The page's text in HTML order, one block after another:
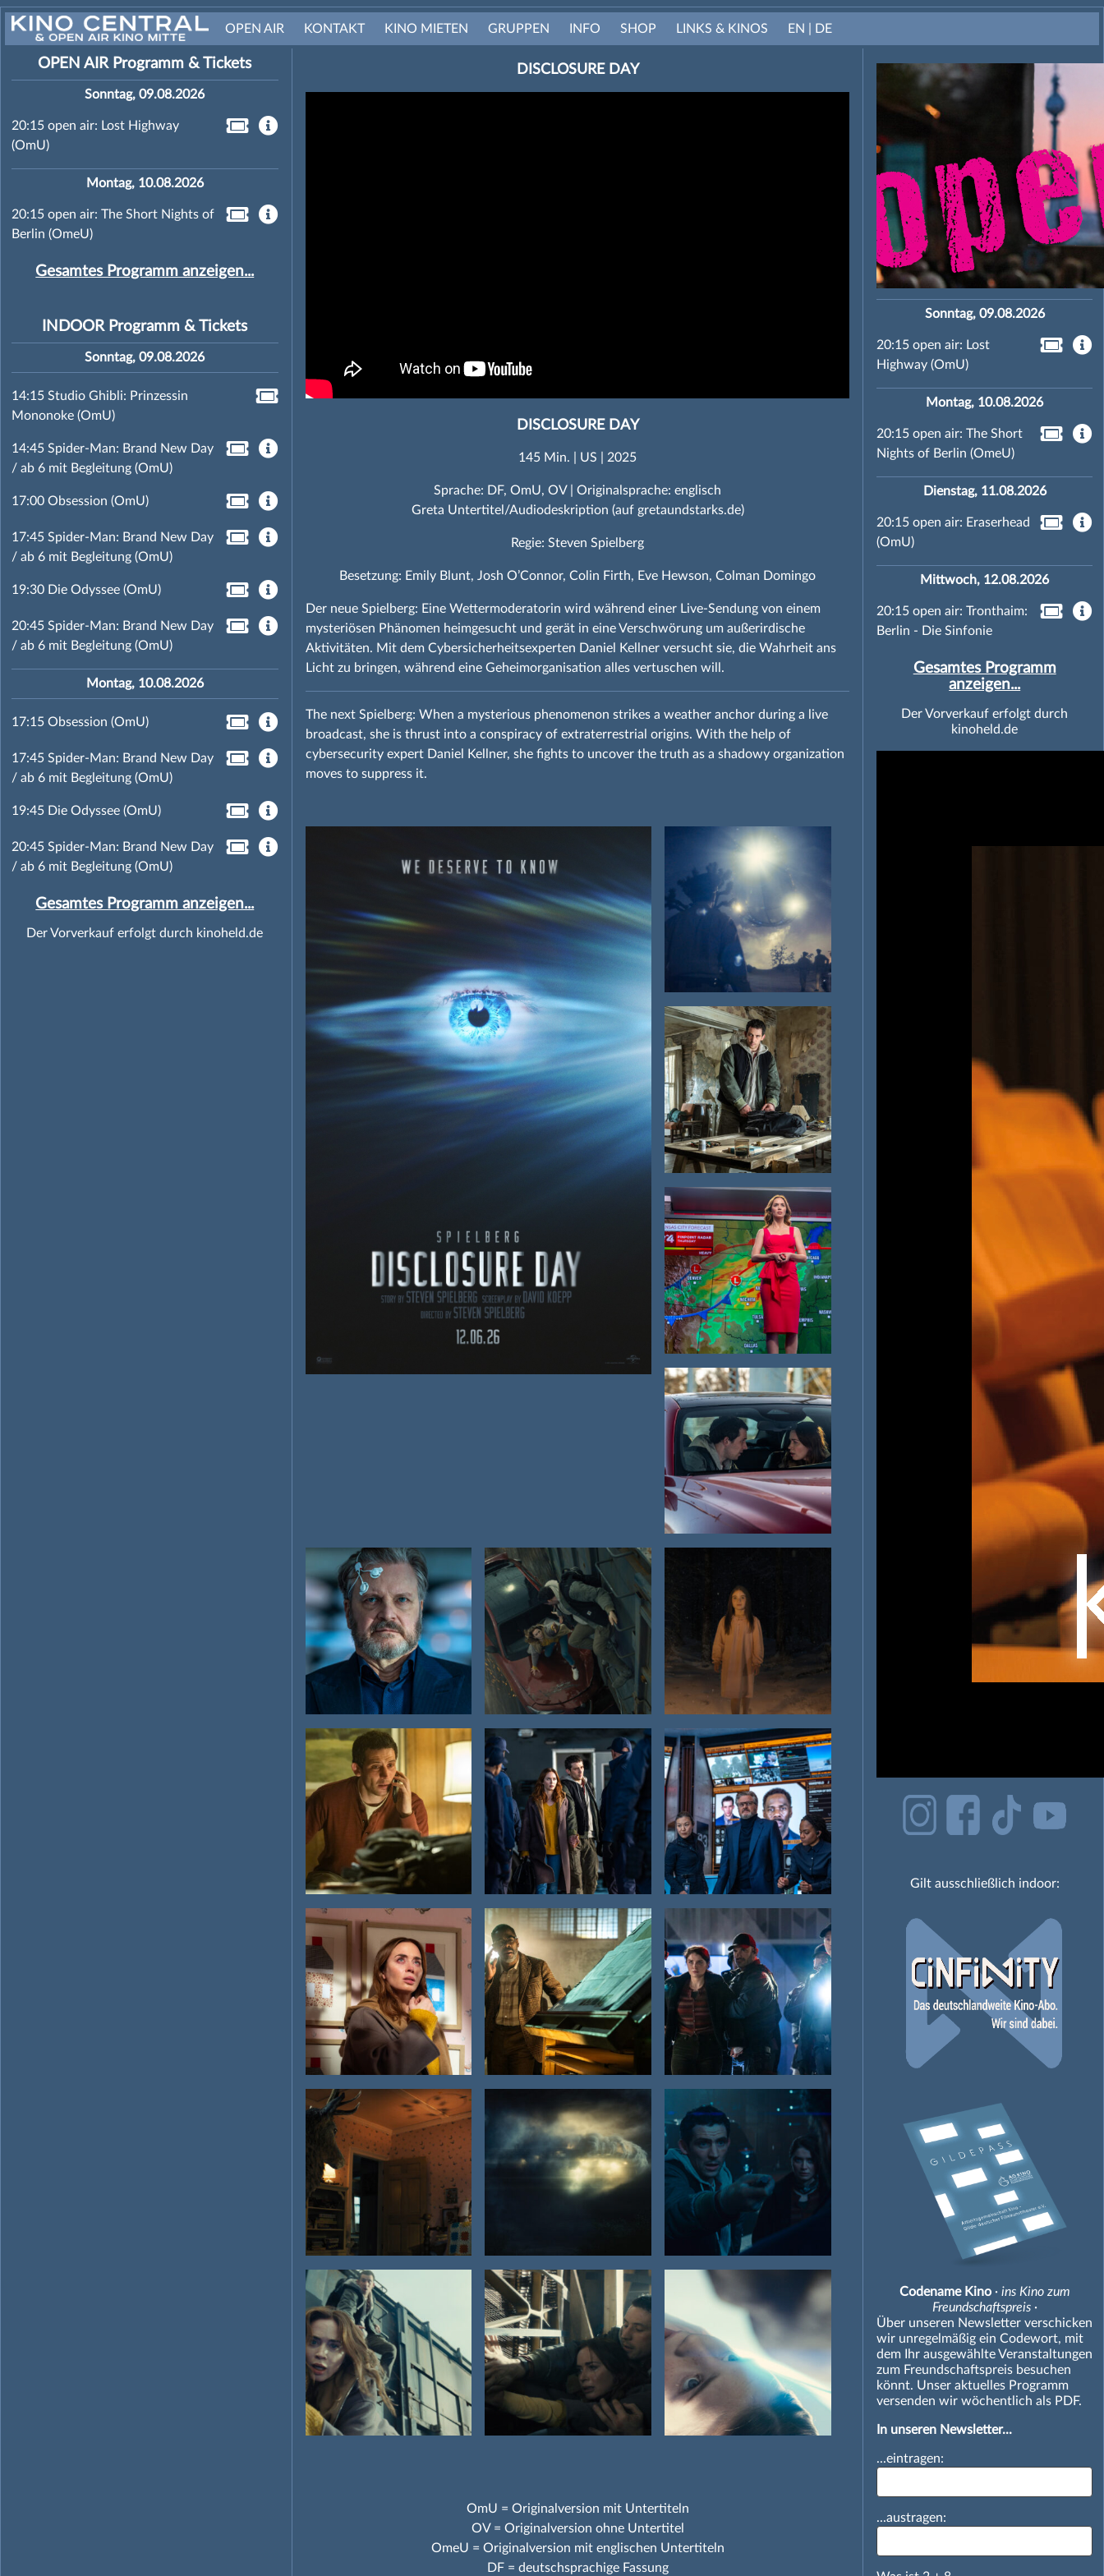
OPEN AIR KONTAKT KINO MIETEN GRUPPEN INFO SHOP LINKS & KINOS EN | DE
DISCLOSURE DAY
DISCLOSURE DAY
145 Min. | US | 2025
Sprache: DF, OmU, OV | Originalsprache: englisch
Greta Untertitel/Audiodeskription (auf gretaundstarks.de)
Regie: Steven Spielberg
Besetzung: Emily Blunt, Josh O’Connor, Colin Firth, Eve Hewson, Colman Domingo
Der neue Spielberg: Eine Wettermoderatorin wird während einer Live-Sendung von einem
mysteriösen Phänomen heimgesucht und gerät in eine Verschwörung um außerirdische
Aktivitäten. Mit dem Cybersicherheitsexperten Daniel Kellner versucht sie, die Wahrheit ans
Licht zu bringen, während eine Geheimorganisation alles vertuschen will.
The next Spielberg: When a mysterious phenomenon strikes a weather anchor during a live
broadcast, she is thrust into a conspiracy of extraterrestrial origins. With the help of
cybersecurity expert Daniel Kellner, she fights to uncover the truth as a shadowy organization
moves to suppress it.
OmU = Originalversion mit Untertiteln
OV = Originalversion ohne Untertitel
OmeU = Originalversion mit englischen Untertiteln
DF = deutschsprachige Fassung
OPEN AIR Programm & Tickets
Sonntag, 09.08.2026
20:15 open air: Lost Highway
(OmU)
Montag, 10.08.2026
20:15 open air: The Short Nights of
Berlin (OmeU)
Gesamtes Programm anzeigen...
INDOOR Programm & Tickets
Sonntag, 09.08.2026
14:15 Studio Ghibli: Prinzessin
Mononoke (OmU)
14:45 Spider-Man: Brand New Day
/ ab 6 mit Begleitung (OmU)
17:00 Obsession (OmU)
17:45 Spider-Man: Brand New Day
/ ab 6 mit Begleitung (OmU)
19:30 Die Odyssee (OmU)
20:45 Spider-Man: Brand New Day
/ ab 6 mit Begleitung (OmU)
Montag, 10.08.2026
17:15 Obsession (OmU)
17:45 Spider-Man: Brand New Day
/ ab 6 mit Begleitung (OmU)
19:45 Die Odyssee (OmU)
20:45 Spider-Man: Brand New Day
/ ab 6 mit Begleitung (OmU)
Gesamtes Programm anzeigen...
Der Vorverkauf erfolgt durch kinoheld.de
Sonntag, 09.08.2026
20:15 open air: Lost
Highway (OmU)
Montag, 10.08.2026
20:15 open air: The Short
Nights of Berlin (OmeU)
Dienstag, 11.08.2026
20:15 open air: Eraserhead
(OmU)
Mittwoch, 12.08.2026
20:15 open air: Tronthaim:
Berlin - Die Sinfonie
Gesamtes Programm
anzeigen...
Der Vorverkauf erfolgt durch
kinoheld.de
Gilt ausschließlich indoor:
Codename Kino · ins Kino zum
Freundschaftspreis ·
Über unseren Newsletter verschicken
wir unregelmäßig ein Codewort, mit
dem Ihr ausgewählte Veranstaltungen
zum Freundschaftspreis besuchen
könnt. Unser aktuelles Programm
versenden wir wöchentlich als PDF.
In unseren Newsletter...
...eintragen:
...austragen: